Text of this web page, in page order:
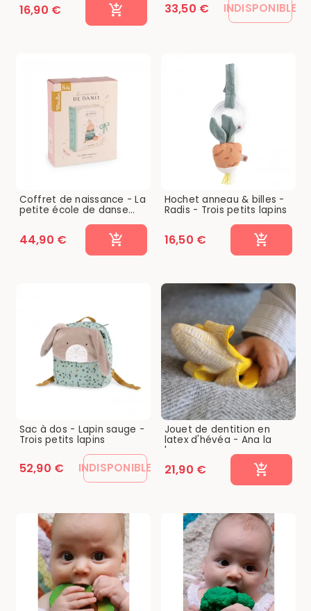
16,90 € 33,50 € INDISPONIBLE
Coffret de naissance - La
petite école de danse...
44,90 €
Hochet anneau & billes -
Radis - Trois petits lapins
16,50 €
Sac à dos - Lapin sauge -
Trois petits lapins
52,90 € INDISPONIBLE
Jouet de dentition en
latex d'hévéa - Ana la
banane...
21,90 €